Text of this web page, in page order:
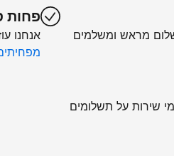
מראש ומשלמים
שירות על תשלומים
פחות
אנחנו